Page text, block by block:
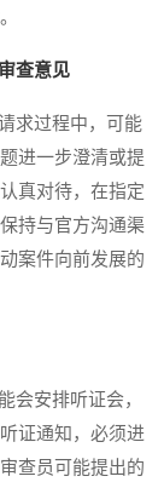
查意见
求过程中，可能
进一步澄清或提
真对待，在指定
持与官方沟通渠
案件向前发展的
安排听证会，
证通知，必须进
查员可能提出的